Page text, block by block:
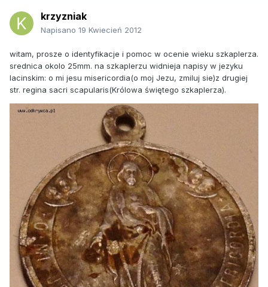
krzyzniak
Napisano 19 Kwiecień 2012
witam, prosze o identyfikacje i pomoc w ocenie wieku szkaplerza.
srednica okolo 25mm. na szkaplerzu widnieja napisy w jezyku
lacinskim: o mi jesu misericordia(o moj Jezu, zmiluj sie)z drugiej
str. regina sacri scapularis(Królowa świętego szkaplerza).